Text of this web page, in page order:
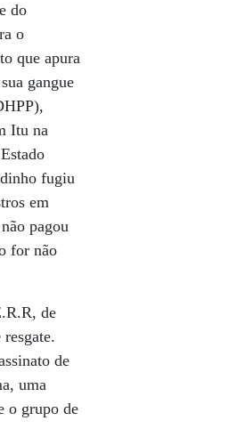
do
o
que apura
gangue
Itu na
fugiu
em
pagou
for não
de
de
uma
o grupo de